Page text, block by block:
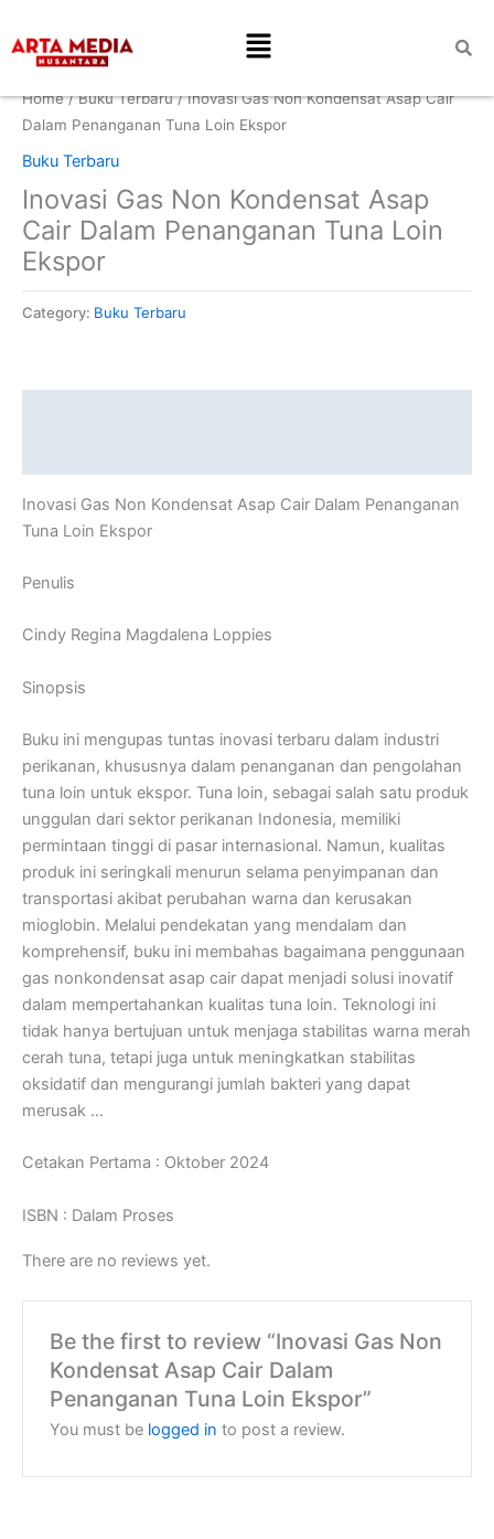
content
Menu
Home/Buku Terbaru/ Inovasi Gas Non Kondensat Asap Cair
Dalam Penanganan Tuna Loin Ekspor
Buku Terbaru
Inovasi Gas Non Kondensat Asap
Cair Dalam Penanganan Tuna Loin
Ekspor
Category: Buku Terbaru
Inovasi Gas Non Kondensat Asap Cair Dalam Penanganan
Tuna Loin Ekspor
Penulis
Cindy Regina Magdalena Loppies
Sinopsis
Buku ini mengupas tuntas inovasi terbaru dalam industri
perikanan, khususnya dalam penanganan dan pengolahan
tuna loin untuk ekspor. Tuna loin, sebagai salah satu produk
unggulan dari sektor perikanan Indonesia, memiliki
permintaan tinggi di pasar internasional. Namun, kualitas
produk ini seringkali menurun selama penyimpanan dan
transportasi akibat perubahan warna dan kerusakan
mioglobin. Melalui pendekatan yang mendalam dan
komprehensif, buku ini membahas bagaimana penggunaan
gas nonkondensat asap cair dapat menjadi solusi inovatif
dalam mempertahankan kualitas tuna loin. Teknologi ini
tidak hanya bertujuan untuk menjaga stabilitas warna merah
cerah tuna, tetapi juga untuk meningkatkan stabilitas
oksidatif dan mengurangi jumlah bakteri yang dapat
merusak …
Cetakan Pertama : Oktober 2024
ISBN : Dalam Proses
There are no reviews yet.
Be the first to review “Inovasi Gas Non
Kondensat Asap Cair Dalam
Penanganan Tuna Loin Ekspor”
You must be logged in to post a review.